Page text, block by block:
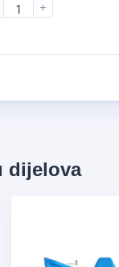
+
dijelova